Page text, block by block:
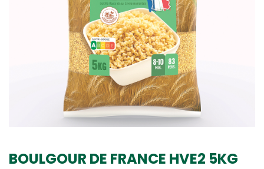
BOULGOUR DE FRANCE HVE2 5KG